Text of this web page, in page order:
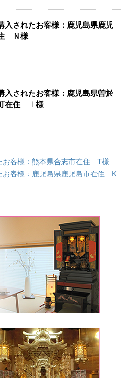
入されたお客様：鹿児島県鹿児
Ｎ様
入されたお客様：鹿児島県曽於
在住 Ｉ様
お客様：熊本県合志市在住 T様
お客様：鹿児島県鹿児島市在住 K